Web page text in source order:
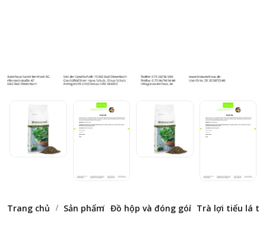
Trang chủ Sản phẩm Đồ hộp và đóng gói Trà lợi tiểu lá